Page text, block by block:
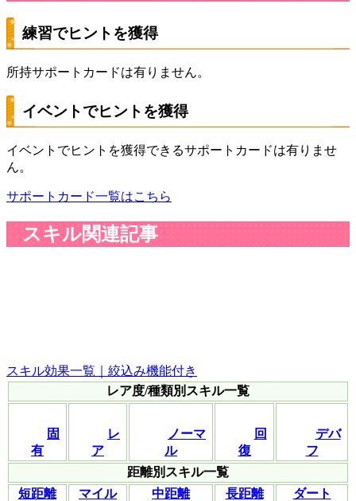
練習でヒントを獲得
所持サポートカードは有りません。
イベントでヒントを獲得
イベントでヒントを獲得できるサポートカードは有りませ
ん。
サポートカード一覧はこちら
スキル関連記事
スキル効果一覧｜絞込み機能付き
レア度/種類別スキル一覧
固
有
レ
ア
ノーマ
ル
回
復
デバ
フ
距離別スキル一覧
短距離
マイル 中距離 長距離
ダート